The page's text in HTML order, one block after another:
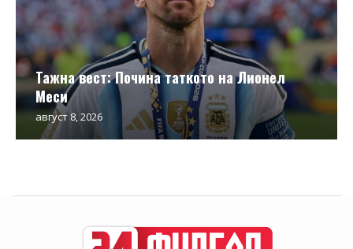
Тажна вест: Почина таткото на Лионел
Меси
август 8, 2026